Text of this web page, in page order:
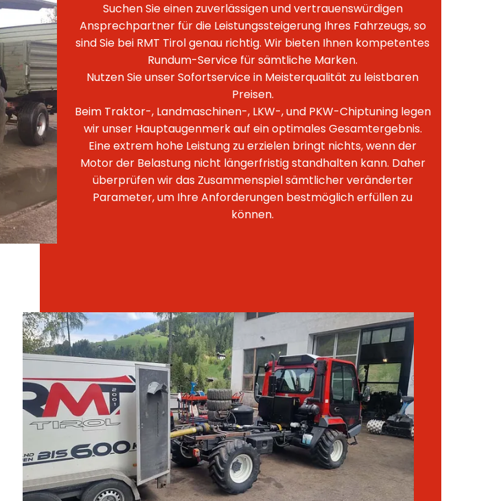
Suchen Sie einen zuverlässigen und vertrauenswürdigen
Ansprechpartner für die Leistungssteigerung Ihres Fahrzeugs, so
sind Sie bei RMT Tirol genau richtig. Wir bieten Ihnen kompetentes
Rundum-Service für sämtliche Marken.
Nutzen Sie unser Sofortservice in Meisterqualität zu leistbaren
Preisen.
Beim Traktor-, Landmaschinen-, LKW-, und PKW-Chiptuning legen
wir unser Hauptaugenmerk auf ein optimales Gesamtergebnis.
Eine extrem hohe Leistung zu erzielen bringt nichts, wenn der
Motor der Belastung nicht längerfristig standhalten kann. Daher
überprüfen wir das Zusammenspiel sämtlicher veränderter
Parameter, um Ihre Anforderungen bestmöglich erfüllen zu
können.